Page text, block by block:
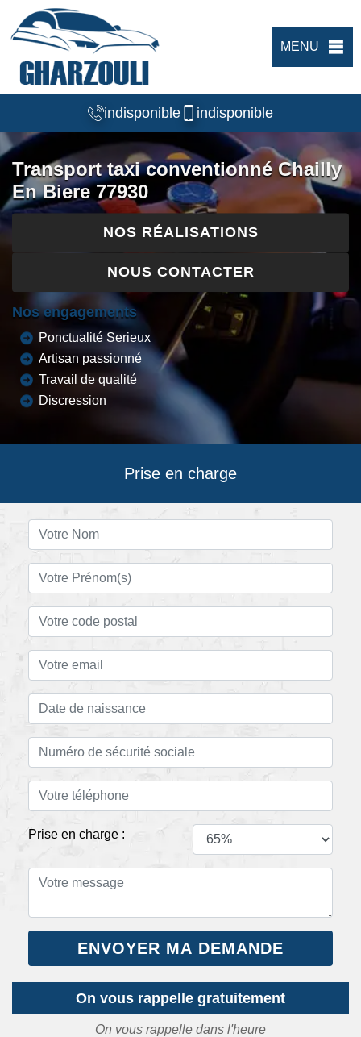
MENU
indisponible indisponible
Transport taxi conventionné Chailly
En Biere 77930
NOS RÉALISATIONS
NOUS CONTACTER
Nos engagements
Ponctualité Serieux
Artisan passionné
Travail de qualité
Discression
Prise en charge
Prise en charge :
On vous rappelle gratuitement
On vous rappelle dans l'heure